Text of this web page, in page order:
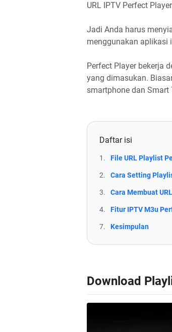
URL IPTV Perfect
Jadi Anda harus
menggunakan aplikasi
Perfect Player bekerja
yang dimasukan.
smartphone dan Smart
Daftar isi
1. File URL Playlist
2. Cara Setting
3. Cara Membuat
4. Fitur IPTV M3u
7. Kesimpulan
Download